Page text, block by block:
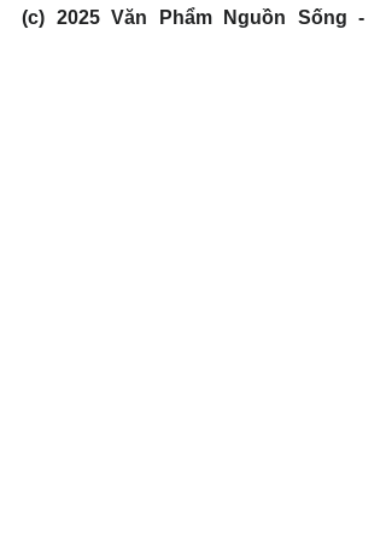
(c) 2025 Văn Phẩm Nguồn Sống -